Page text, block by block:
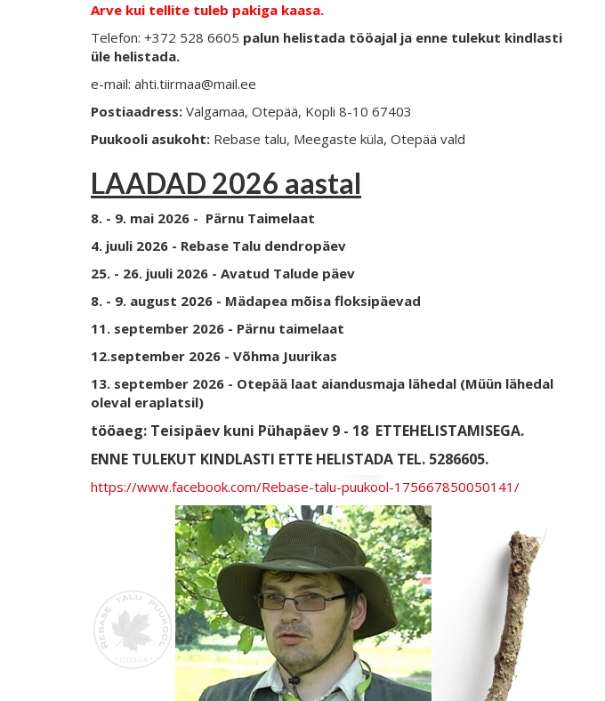
Arve kui tellite tuleb pakiga kaasa.
Telefon: +372 528 6605 palun helistada tööajal ja enne tulekut kindlasti
üle helistada.
e-mail: ahti.tiirmaa@mail.ee
Postiaadress: Valgamaa, Otepää, Kopli 8-10 67403
Puukooli asukoht: Rebase talu, Meegaste küla, Otepää vald
LAADAD 2026 aastal
8. - 9. mai 2026 - Pärnu Taimelaat
4. juuli 2026 - Rebase Talu dendropäev
25. - 26. juuli 2026 - Avatud Talude päev
8. - 9. august 2026 - Mädapea mõisa floksipäevad
11. september 2026 - Pärnu taimelaat
12.september 2026 - Võhma Juurikas
13. september 2026 - Otepää laat aiandusmaja lähedal (Müün lähedal
oleval eraplatsil)
tööaeg: Teisipäev kuni Pühapäev 9 - 18 ETTEHELISTAMISEGA.
ENNE TULEKUT KINDLASTI ETTE HELISTADA TEL. 5286605.
https://www.facebook.com/Rebase-talu-puukool-175667850050141/